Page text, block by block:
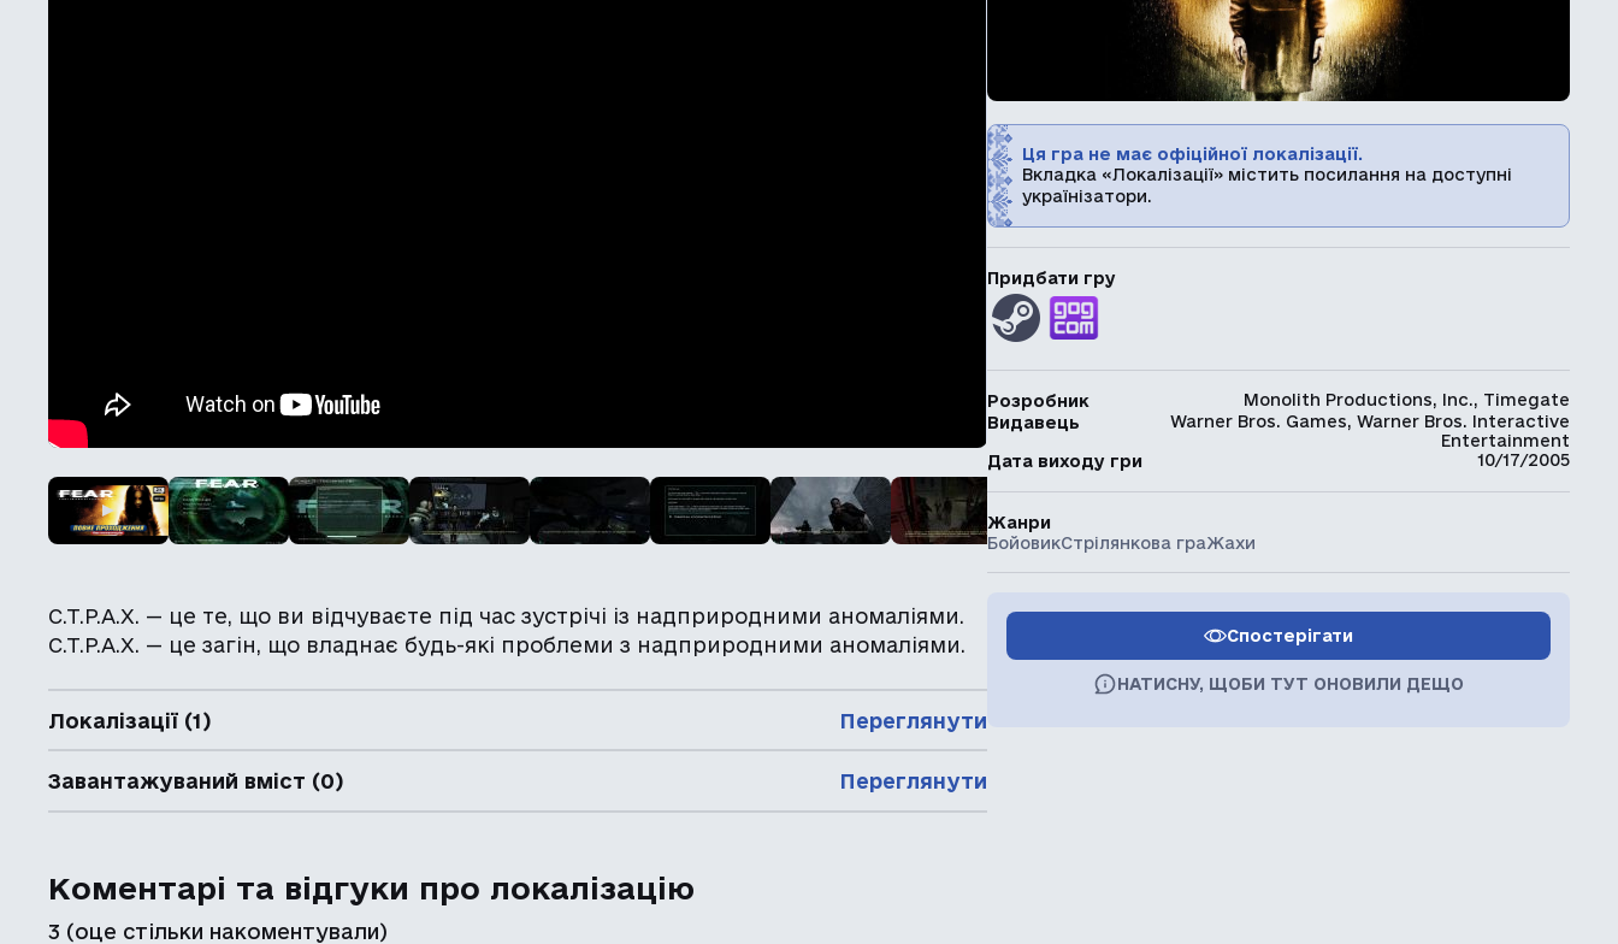
С.Т.Р.А.Х. — це те, що ви відчуваєте під час зустрічі із надприродними аномаліями.
С.Т.Р.А.Х. — це загін, що владнає будь-які проблеми з надприродними аномаліями.
Локалізації (1) Переглянути
Завантажуваний вміст (0) Переглянути
Коментарі та відгуки про локалізацію
3 (оце стільки накоментували)
Ця гра не має офіційної локалізації.
Вкладка «Локалізації» містить посилання на доступні
українізатори.
Придбати гру
Розробник
Monolith Productions, Inc., Timegate
Видавець
Warner Bros. Games, Warner Bros. Interactive
Entertainment
Дата виходу гри
10/17/2005
Жанри
БойовикСтрілянкова граЖахи
Спостерігати
НАТИСНУ, ЩОБИ ТУТ ОНОВИЛИ ДЕЩО